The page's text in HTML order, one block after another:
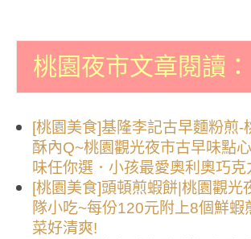
桃園夜市文章閱讀：
[桃園美食]基隆李記古早麵粉煎-
酥內Q~桃園觀光夜市古早味點
味任你選．小孩最愛奧利奧巧克
[桃園美食]頭頓煎蝦餅|桃園觀光
隊小吃~每份120元附上8個鮮蝦
菜好清爽!